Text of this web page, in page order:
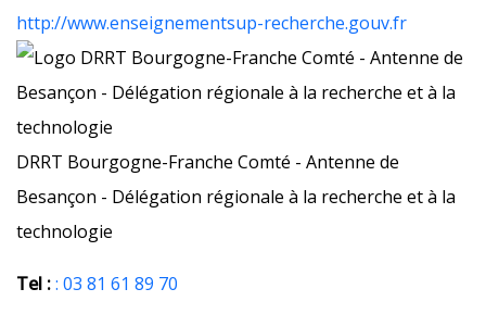
http://www.enseignementsup-recherche.gouv.fr
DRRT Bourgogne-Franche Comté - Antenne de
Besançon - Délégation régionale à la recherche et à la
technologie
Tel :: 03 81 61 89 70